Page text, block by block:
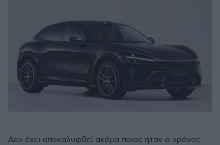
Δεν έχει αποκαλυφθεί ακόμα ποιος ήταν ο χρόνος